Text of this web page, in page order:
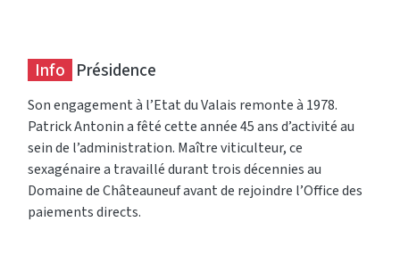
Info Présidence
Son engagement à l’Etat du Valais remonte à 1978.
Patrick Antonin a fêté cette année 45 ans d’activité au
sein de l’administration. Maître viticulteur, ce
sexagénaire a travaillé durant trois décennies au
Domaine de Châteauneuf avant de rejoindre l’Office des
paiements directs.